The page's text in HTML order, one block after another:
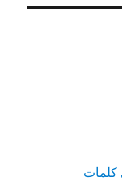
كلمات